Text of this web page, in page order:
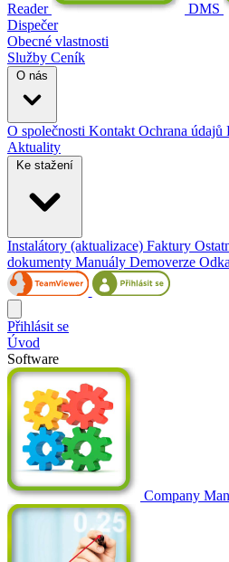
Reader
DMS
Dispečer
Obecné vlastnosti
Služby Ceník
O nás
O společnosti Kontakt Ochrana údajů
Aktuality
Ke stažení
Instalátory (aktualizace) Faktury
dokumenty Manuály Demoverze
Přihlásit se
Úvod
Software
Company